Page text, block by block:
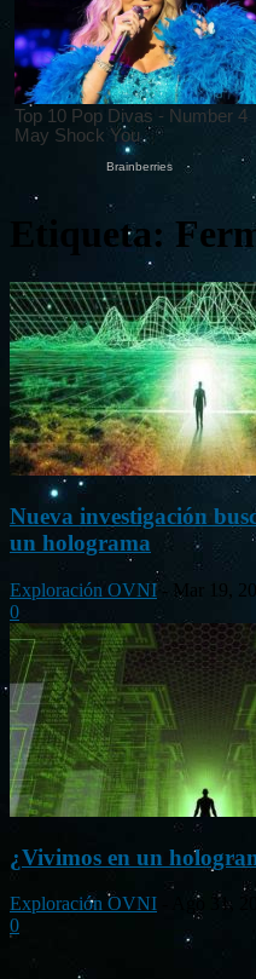
Etiqueta:
Nueva investigación
un holograma
Exploración OVNI - Mar 19,
0
¿Vivimos en un
Exploración OVNI
Ago 31,
0